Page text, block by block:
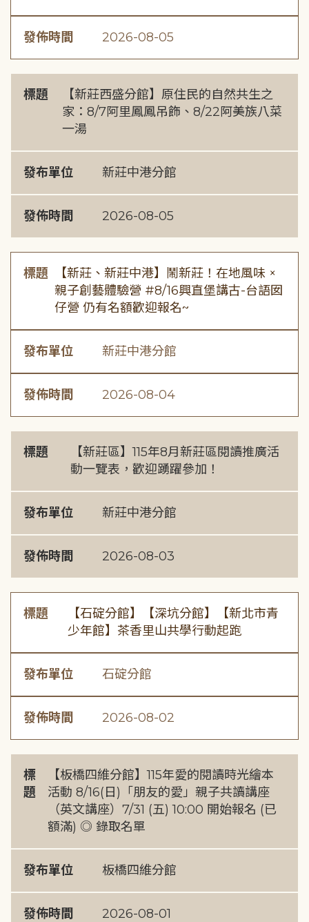
發佈時間 2026-08-05
標題
【新莊西盛分館】原住民的自然共生之
家：8/7阿里鳳鳳吊飾、8/22阿美族八菜
一湯
發布單位 新莊中港分館
發佈時間 2026-08-05
標題
【新莊、新莊中港】鬧新莊！在地風味 ×
親子創藝體驗營 #8/16興直堡講古-台語囡
仔營 仍有名額歡迎報名~
發布單位 新莊中港分館
發佈時間 2026-08-04
標題
【新莊區】115年8月新莊區閱讀推廣活
動一覽表，歡迎踴躍參加！
發布單位 新莊中港分館
發佈時間 2026-08-03
標題
【石碇分館】【深坑分館】【新北市青
少年館】茶香里山共學行動起跑
發布單位 石碇分館
發佈時間 2026-08-02
標
題
【板橋四維分館】115年愛的閱讀時光繪本
活動 8/16(日)「朋友的愛」親子共讀講座
（英文講座）7/31 (五) 10:00 開始報名 (已
額滿) ◎ 錄取名單
發布單位 板橋四維分館
發佈時間 2026-08-01